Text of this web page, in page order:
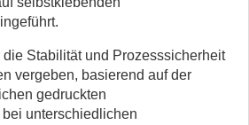
die Stabilität und Prozesssicherheit
vergeben, basierend auf der
gedruckten
unterschiedlichen